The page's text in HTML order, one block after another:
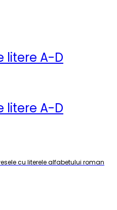
litere A-D
litere A-D
cu literele alfabetului roman